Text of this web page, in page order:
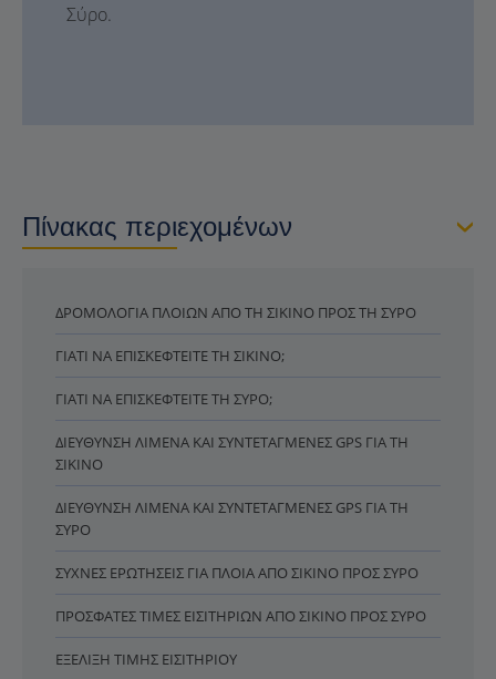
Σύρο.
Πίνακας περιεχομένων
ΔΡΟΜΟΛΌΓΙΑ ΠΛΟΊΩΝ ΑΠΌ ΤΗ ΣΊΚΙΝΟ ΠΡΟΣ ΤΗ ΣΎΡΟ
ΓΙΑΤΊ ΝΑ ΕΠΙΣΚΕΦΤΕΊΤΕ ΤΗ ΣΊΚΙΝΟ;
ΓΙΑΤΊ ΝΑ ΕΠΙΣΚΕΦΤΕΊΤΕ ΤΗ ΣΎΡΟ;
ΔΙΕΎΘΥΝΣΗ ΛΙΜΈΝΑ ΚΑΙ ΣΥΝΤΕΤΑΓΜΈΝΕΣ GPS ΓΙΑ ΤΗ
ΣΊΚΙΝΟ
ΔΙΕΎΘΥΝΣΗ ΛΙΜΈΝΑ ΚΑΙ ΣΥΝΤΕΤΑΓΜΈΝΕΣ GPS ΓΙΑ ΤΗ
ΣΎΡΟ
ΣΥΧΝΈΣ ΕΡΩΤΉΣΕΙΣ ΓΙΑ ΠΛΟΊΑ ΑΠΌ ΣΊΚΙΝΟ ΠΡΟΣ ΣΎΡΟ
ΠΡΌΣΦΑΤΕΣ ΤΙΜΈΣ ΕΙΣΙΤΗΡΊΩΝ ΑΠΌ ΣΊΚΙΝΟ ΠΡΟΣ ΣΎΡΟ
ΕΞΈΛΙΞΗ ΤΙΜΉΣ ΕΙΣΙΤΗΡΊΟΥ